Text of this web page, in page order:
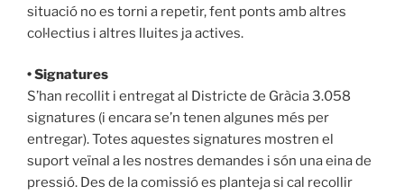
situació no es torni a repetir, fent ponts amb altres
col·lectius i altres lluites ja actives.
• Signatures
S’han recollit i entregat al Districte de Gràcia 3.058
signatures (i encara se’n tenen algunes més per
entregar). Totes aquestes signatures mostren el
suport veïnal a les nostres demandes i són una eina de
pressió. Des de la comissió es planteja si cal recollir